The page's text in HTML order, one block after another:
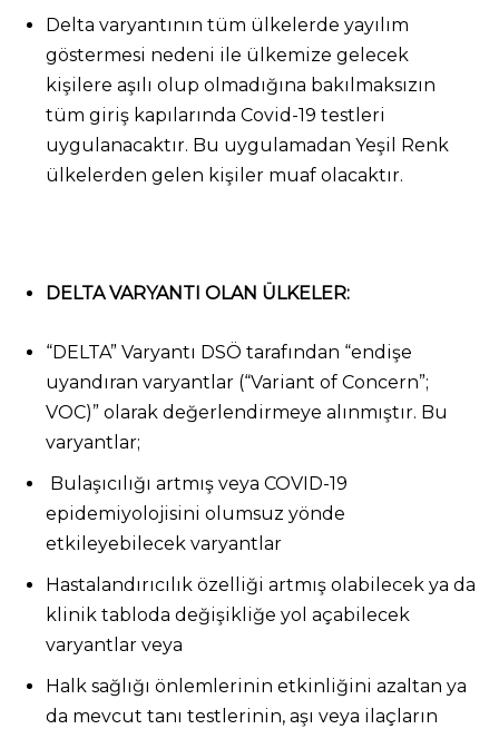
Delta varyantının tüm ülkelerde yayılım
göstermesi nedeni ile ülkemize gelecek
kişilere aşılı olup olmadığına bakılmaksızın
tüm giriş kapılarında Covid-19 testleri
uygulanacaktır. Bu uygulamadan Yeşil Renk
ülkelerden gelen kişiler muaf olacaktır.
DELTA VARYANTI OLAN ÜLKELER:
“DELTA” Varyantı DSÖ tarafından “endişe
uyandıran varyantlar (“Variant of Concern”;
VOC)” olarak değerlendirmeye alınmıştır. Bu
varyantlar;
Bulaşıcılığı artmış veya COVID-19
epidemiyolojisini olumsuz yönde
etkileyebilecek varyantlar
Hastalandırıcılık özelliği artmış olabilecek ya da
klinik tabloda değişikliğe yol açabilecek
varyantlar veya
Halk sağlığı önlemlerinin etkinliğini azaltan ya
da mevcut tanı testlerinin, aşı veya ilaçların